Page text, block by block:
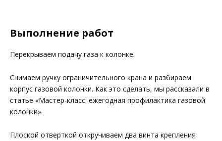
Выполнение работ
Перекрываем подачу газа к колонке.
Снимаем ручку ограничительного крана и разбираем
корпус газовой колонки. Как это сделать, мы рассказали в
статье «Мастер-класс: ежегодная профилактика газовой
колонки».
Плоской отверткой откручиваем два винта крепления